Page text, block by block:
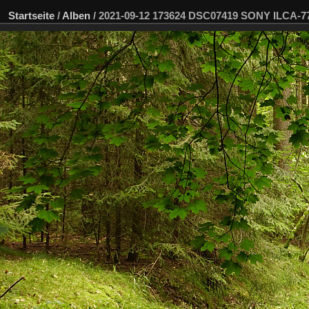
Startseite / Alben / 2021-09-12 173624 DSC07419 SONY ILCA-